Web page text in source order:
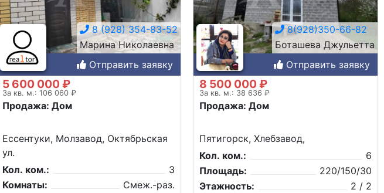
8 (928) 354-83-52
Марина Николаевна
Отправить заявку
5 600 000 ₽
За кв. м.: 106 060 ₽
Продажа: Дом
Ессентуки, Молзавод, Октябрьская
ул.
Кол. ком.:
3
Комнаты:
Смеж.-раз.
8(928)350-66-82
Боташева Джульетта
Отправить заявку
8 500 000 ₽
За кв. м.: 38 636 ₽
Продажа: Дом
Пятигорск, Хлебзавод,
Кол. ком.:
6
Площадь:
220/150/30
Этажность:
2 / 2